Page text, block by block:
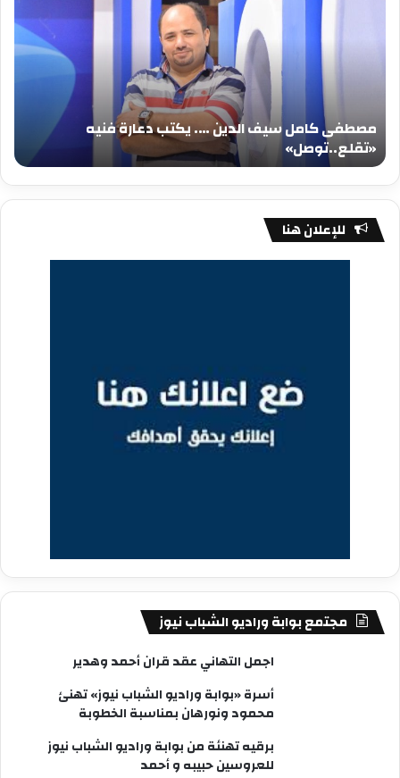
«تقلع..توصل»
مصطفى كامل سيف الدين …. يكتب دعارة فنيه
«تقلع..توصل»
….
للإعلان هنا
مجتمع بوابة وراديو الشباب نيوز
اجمل التهاني عقد قران أحمد وهدير
أسرة «بوابة وراديو الشباب نيوز» تهنئ
محمود ونورهان بمناسبة الخطوبة
برقيه تهنئة من بوابة وراديو الشباب نيوز
للعروسين حبيبه و أحمد